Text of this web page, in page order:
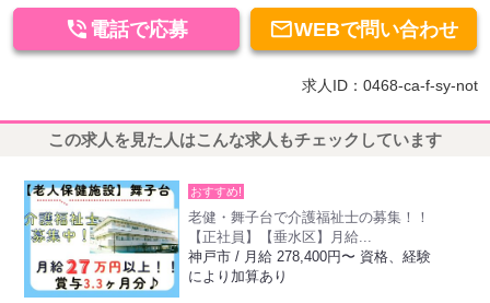
WEBで問い合わせ
 電話で応募
求人ID：0468-ca-f-sy-not
この求人を見た人はこんな求人もチェックしています
おすすめ!
老健・舞子台で介護福祉士の募集！！
【正社員】【垂水区】月給...
神戸市 / 月給 278,400円〜 資格、経験
により加算あり